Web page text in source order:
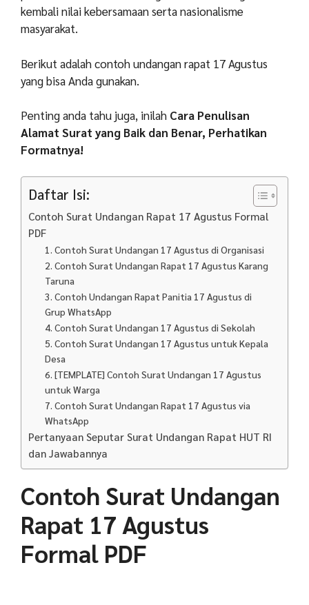
kembali nilai kebersamaan serta nasionalisme
masyarakat.
Berikut adalah contoh undangan rapat 17 Agustus
yang bisa Anda gunakan.
Penting anda tahu juga, inilah Cara Penulisan
Alamat Surat yang Baik dan Benar, Perhatikan
Formatnya!
Daftar Isi:
Contoh Surat Undangan Rapat 17 Agustus Formal
PDF
1. Contoh Surat Undangan 17 Agustus di Organisasi
2. Contoh Surat Undangan Rapat 17 Agustus Karang
Taruna
3. Contoh Undangan Rapat Panitia 17 Agustus di
Grup WhatsApp
4. Contoh Surat Undangan 17 Agustus di Sekolah
5. Contoh Surat Undangan 17 Agustus untuk Kepala
Desa
6. [TEMPLATE] Contoh Surat Undangan 17 Agustus
untuk Warga
7. Contoh Surat Undangan Rapat 17 Agustus via
WhatsApp
Pertanyaan Seputar Surat Undangan Rapat HUT RI
dan Jawabannya
Contoh Surat Undangan
Rapat 17 Agustus
Formal PDF